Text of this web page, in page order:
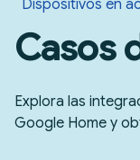
Dispositivos en
Casos
Explora las
Google Home y